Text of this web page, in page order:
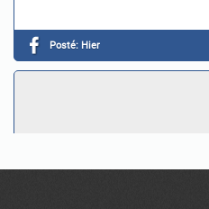
Posté: Hier